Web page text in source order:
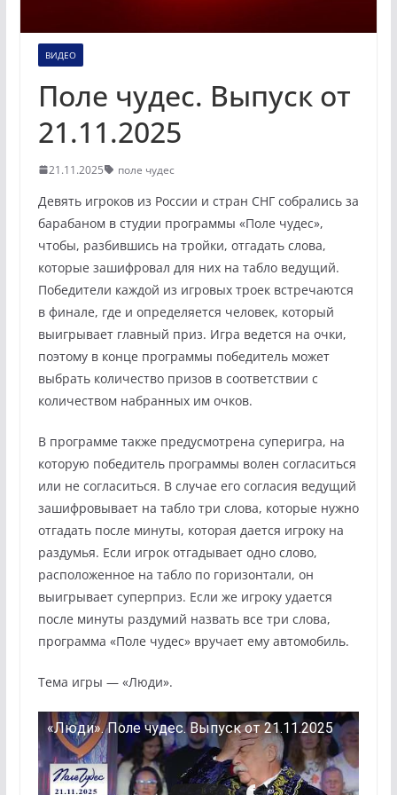
ВИДЕО
Поле чудес. Выпуск от
21.11.2025
21.11.2025 поле чудес
Девять игроков из России и стран СНГ собрались за
барабаном в студии программы «Поле чудес»,
чтобы, разбившись на тройки, отгадать слова,
которые зашифровал для них на табло ведущий.
Победители каждой из игровых троек встречаются
в финале, где и определяется человек, который
выигрывает главный приз. Игра ведется на очки,
поэтому в конце программы победитель может
выбрать количество призов в соответствии с
количеством набранных им очков.
В программе также предусмотрена суперигра, на
которую победитель программы волен согласиться
или не согласиться. В случае его согласия ведущий
зашифровывает на табло три слова, которые нужно
отгадать после минуты, которая дается игроку на
раздумья. Если игрок отгадывает одно слово,
расположенное на табло по горизонтали, он
выигрывает суперприз. Если же игроку удается
после минуты раздумий назвать все три слова,
программа «Поле чудес» вручает ему автомобиль.
Тема игры — «Люди».
«Люди». Поле чудес. Выпуск от 21.11.2025